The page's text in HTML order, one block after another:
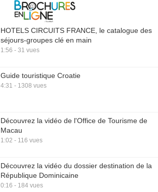
HOTELS CIRCUITS FRANCE, le catalogue des
séjours-groupes clé en main
1:56 - 31 vues
Guide touristique Croatie
4:31 - 1308 vues
Découvrez la vidéo de l'Office de Tourisme de
Macau
1:02 - 116 vues
Découvrez la vidéo du dossier destination de la
République Dominicaine
0:16 - 184 vues